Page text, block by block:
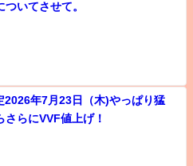
ついてさせて。
2026年7月23日（木)やっぱり猛
さらにVVF値上げ！